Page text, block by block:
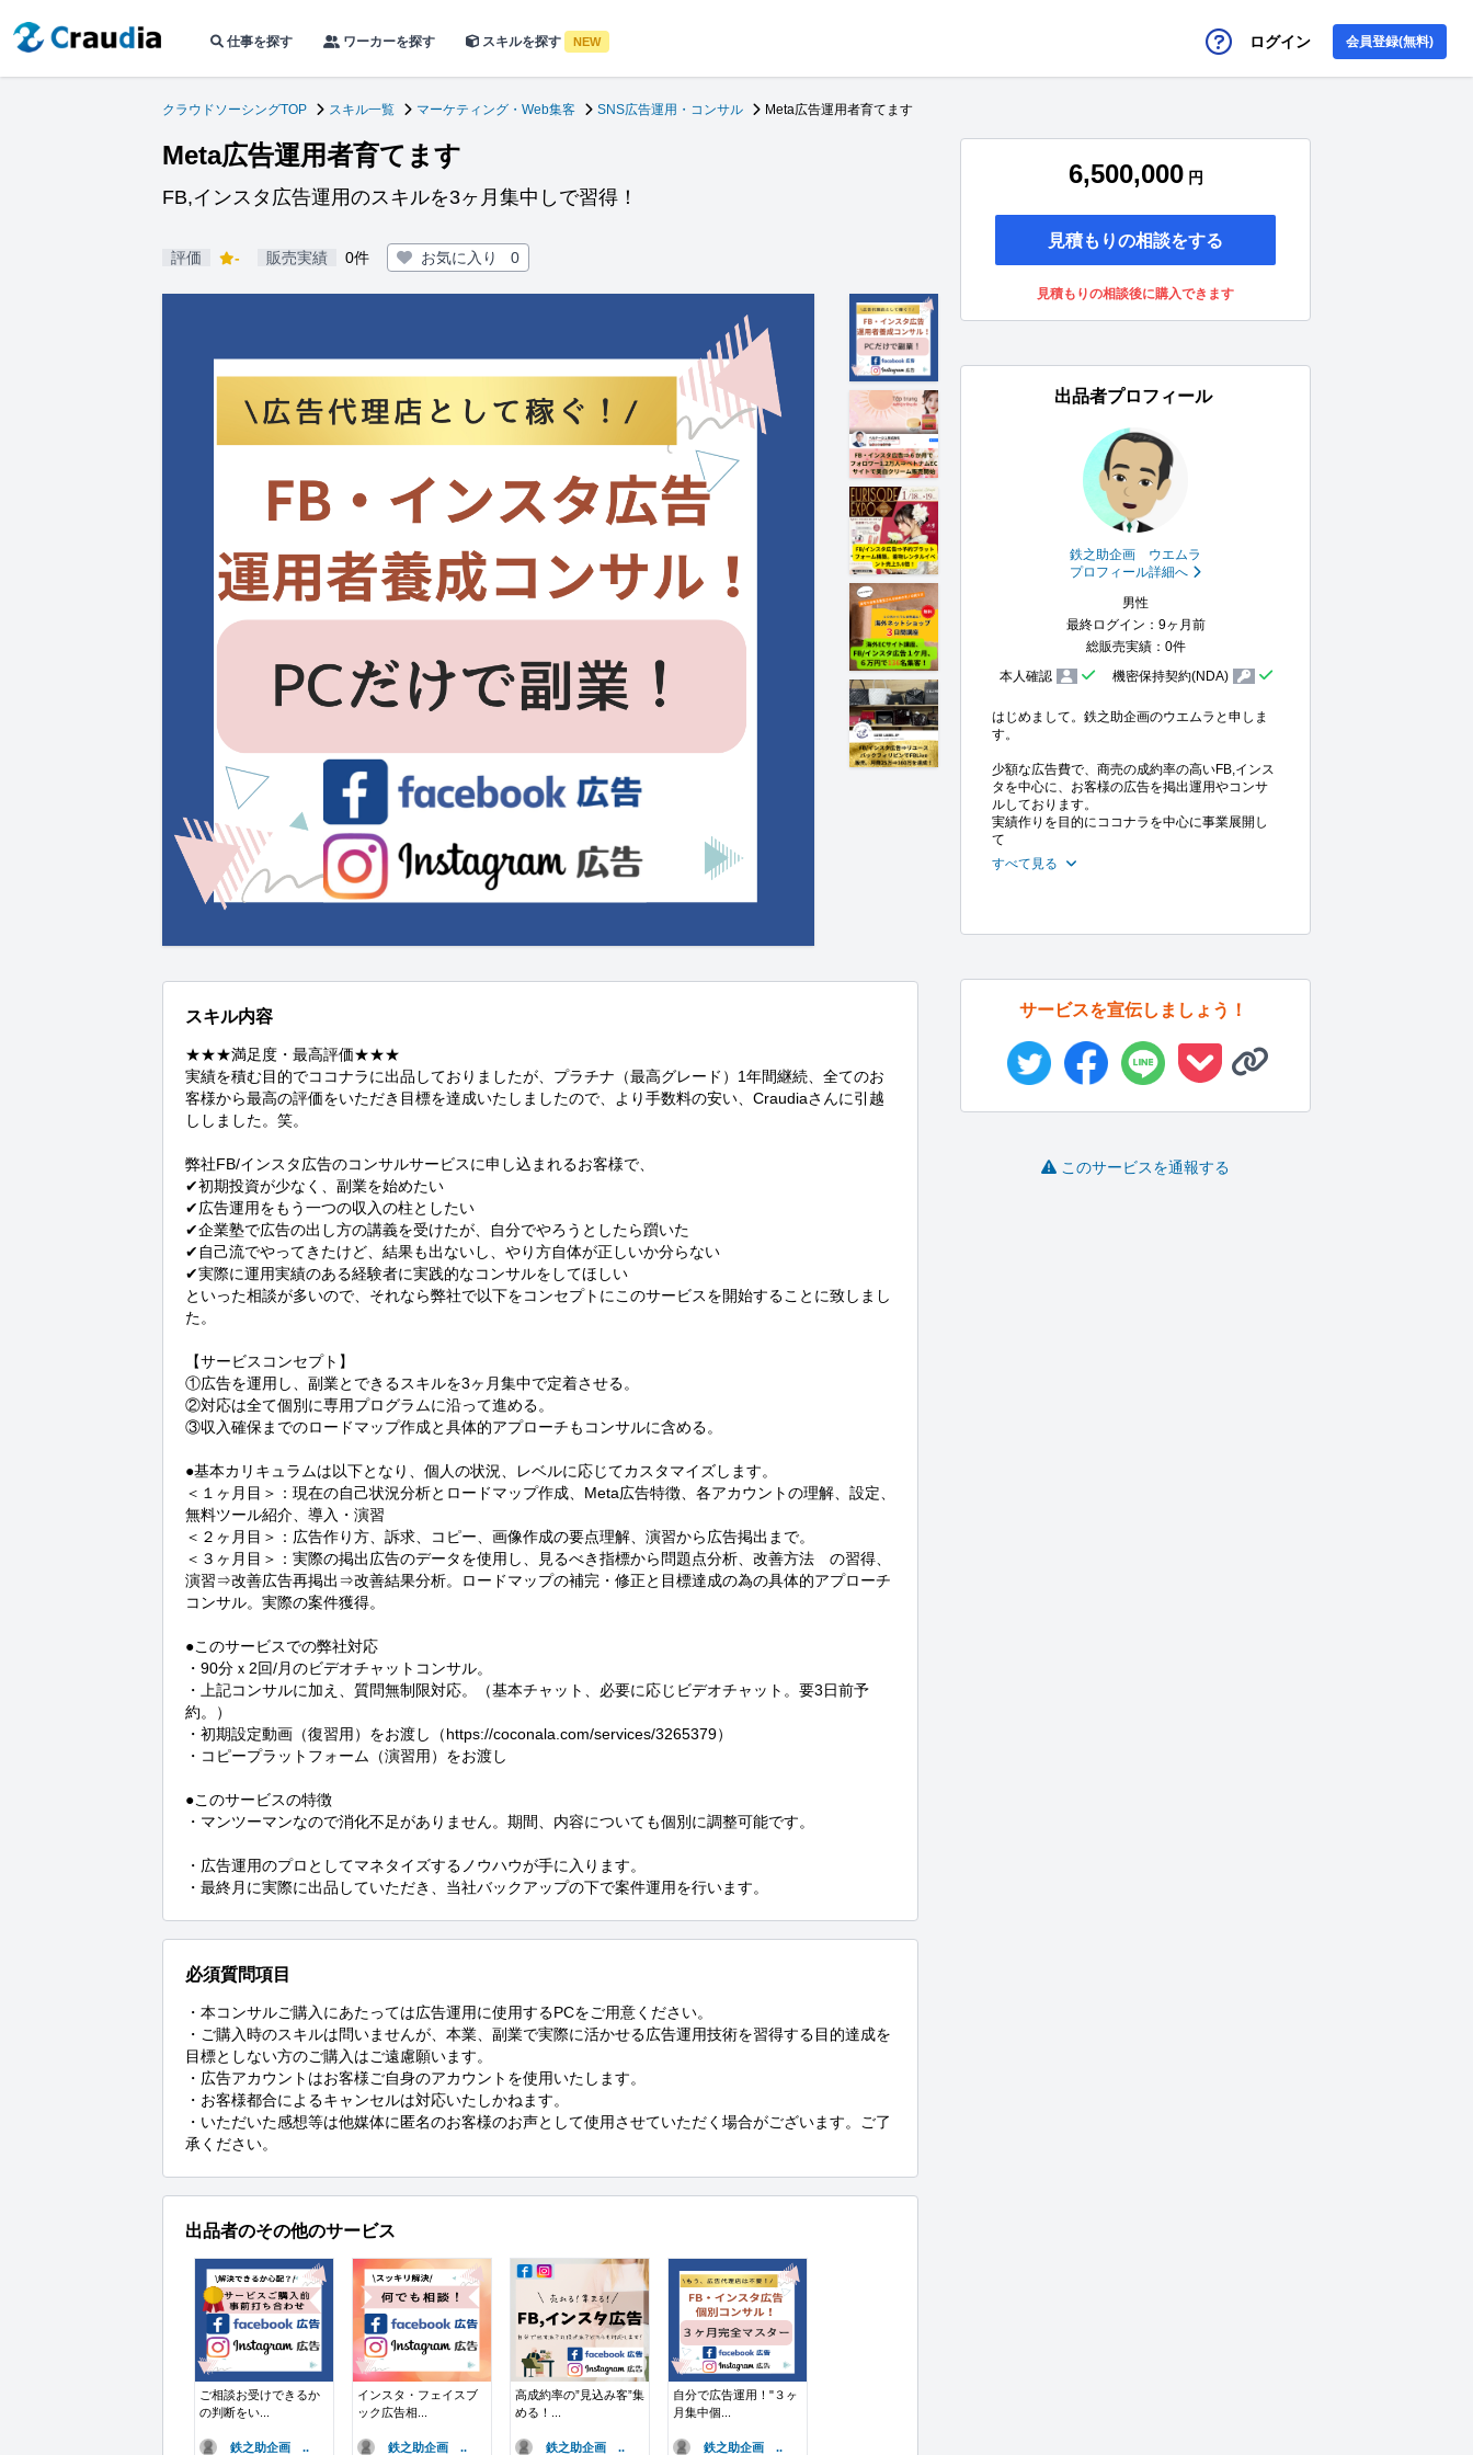
仕事を探す ワーカーを探す スキルを探す NEW ログイン 会員登録(無料)
クラウドソーシングTOP スキル一覧 マーケティング・Web集客 SNS広告運用・コンサル Meta広告運用者育てます
Meta広告運用者育てます
FB,インスタ広告運用のスキルを3ヶ月集中しで習得！
評価 - 販売実績 0件 お気に入り 0
スキル内容
★★★満足度・最高評価★★★
実績を積む目的でココナラに出品しておりましたが、プラチナ（最高グレード）1年間継続、全てのお
客様から最高の評価をいただき目標を達成いたしましたので、より手数料の安い、Craudiaさんに引越
ししました。笑。
弊社FB/インスタ広告のコンサルサービスに申し込まれるお客様で、
✔初期投資が少なく、副業を始めたい
✔広告運用をもう一つの収入の柱としたい
✔企業塾で広告の出し方の講義を受けたが、自分でやろうとしたら躓いた
✔自己流でやってきたけど、結果も出ないし、やり方自体が正しいか分らない
✔実際に運用実績のある経験者に実践的なコンサルをしてほしい
といった相談が多いので、それなら弊社で以下をコンセプトにこのサービスを開始することに致しまし
た。
【サービスコンセプト】
①広告を運用し、副業とできるスキルを3ヶ月集中で定着させる。
②対応は全て個別に専用プログラムに沿って進める。
③収入確保までのロードマップ作成と具体的アプローチもコンサルに含める。
●基本カリキュラムは以下となり、個人の状況、レベルに応じてカスタマイズします。
＜１ヶ月目＞：現在の自己状況分析とロードマップ作成、Meta広告特徴、各アカウントの理解、設定、
無料ツール紹介、導入・演習
＜２ヶ月目＞：広告作り方、訴求、コピー、画像作成の要点理解、演習から広告掲出まで。
＜３ヶ月目＞：実際の掲出広告のデータを使用し、見るべき指標から問題点分析、改善方法　の習得、
演習⇒改善広告再掲出⇒改善結果分析。ロードマップの補完・修正と目標達成の為の具体的アプローチ
コンサル。実際の案件獲得。
●このサービスでの弊社対応
・90分ｘ2回/月のビデオチャットコンサル。
・上記コンサルに加え、質問無制限対応。（基本チャット、必要に応じビデオチャット。要3日前予
約。）
・初期設定動画（復習用）をお渡し（https://coconala.com/services/3265379）
・コピープラットフォーム（演習用）をお渡し
●このサービスの特徴
・マンツーマンなので消化不足がありません。期間、内容についても個別に調整可能です。
・広告運用のプロとしてマネタイズするノウハウが手に入ります。
・最終月に実際に出品していただき、当社バックアップの下で案件運用を行います。
必須質問項目
・本コンサルご購入にあたっては広告運用に使用するPCをご用意ください。
・ご購入時のスキルは問いませんが、本業、副業で実際に活かせる広告運用技術を習得する目的達成を
目標としない方のご購入はご遠慮願います。
・広告アカウントはお客様ご自身のアカウントを使用いたします。
・お客様都合によるキャンセルは対応いたしかねます。
・いただいた感想等は他媒体に匿名のお客様のお声として使用させていただく場合がございます。ご了
承ください。
出品者のその他のサービス
ご相談お受けできるか
の判断をい...
鉄之助企画 ..
インスタ・フェイスブ
ック広告相...
鉄之助企画 ..
高成約率の”見込み客”集
める！...
鉄之助企画 ..
自分で広告運用！"３ヶ
月集中個...
鉄之助企画 ..
6,500,000 円
見積もりの相談をする
見積もりの相談後に購入できます
出品者プロフィール
鉄之助企画 ウエムラ
プロフィール詳細へ
男性
最終ログイン：9ヶ月前
総販売実績：0件
本人確認
機密保持契約(NDA)
はじめまして。鉄之助企画のウエムラと申しま
す。
少額な広告費で、商売の成約率の高いFB,インス
タを中心に、お客様の広告を掲出運用やコンサ
ルしております。
実績作りを目的にココナラを中心に事業展開し
て
すべて見る
サービスを宣伝しましょう！
このサービスを通報する